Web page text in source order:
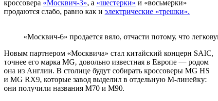
кроссовера «Москвич-3», а «шестерки» и «восьмерки»
продаются слабо, равно как и электрические «трешки».
«Москвич-6» продается вяло, отчасти потому, что
Новым партнером «Москвича» стал китайский концерн SAIC,
точнее его марка MG, довольно известная в Европе — родом
она из Англии. В столице будут собирать кроссоверы MG HS
и MG RX9, которые завод выделил в отдельную М-линейку:
они получили названия М70 и М90.